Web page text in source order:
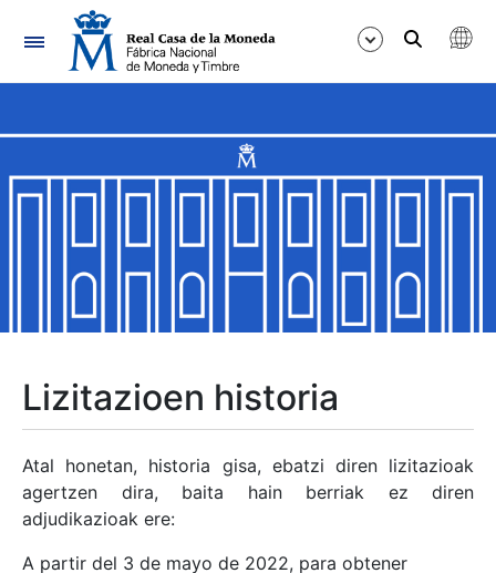
Nabigazioa
Erakutsi/Ezkutatu
Erakutsi/Ezkutatu
Erakutsi/Ezkutatu
Erakutsi/Ezkutatu
Lizitazioen historia
Atal honetan, historia gisa, ebatzi diren lizitazioak
agertzen dira, baita hain berriak ez diren
adjudikazioak ere:
A partir del 3 de mayo de 2022, para obtener